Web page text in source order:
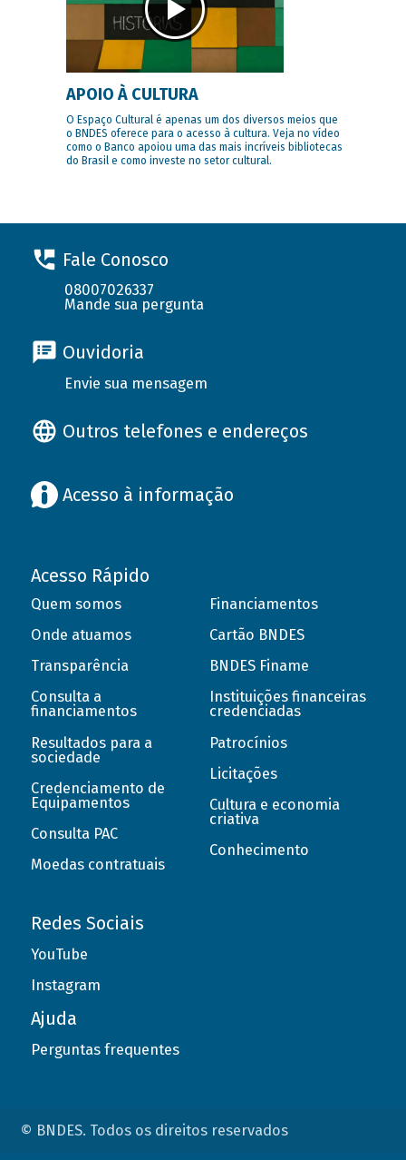
APOIO À CULTURA
O Espaço Cultural é apenas um dos diversos meios que
o BNDES oferece para o acesso à cultura. Veja no vídeo
como o Banco apoiou uma das mais incríveis bibliotecas
do Brasil e como investe no setor cultural.
Fale Conosco
08007026337
Mande sua pergunta
Ouvidoria
Envie sua mensagem
Outros telefones e endereços
Acesso à informação
Acesso Rápido
Quem somos
Onde atuamos
Transparência
Consulta a
financiamentos
Resultados para a
sociedade
Credenciamento de
Equipamentos
Consulta PAC
Moedas contratuais
Financiamentos
Cartão BNDES
BNDES Finame
Instituições financeiras
credenciadas
Patrocínios
Licitações
Cultura e economia
criativa
Conhecimento
Redes Sociais
YouTube
Instagram
Ajuda
Perguntas frequentes
© BNDES. Todos os direitos reservados